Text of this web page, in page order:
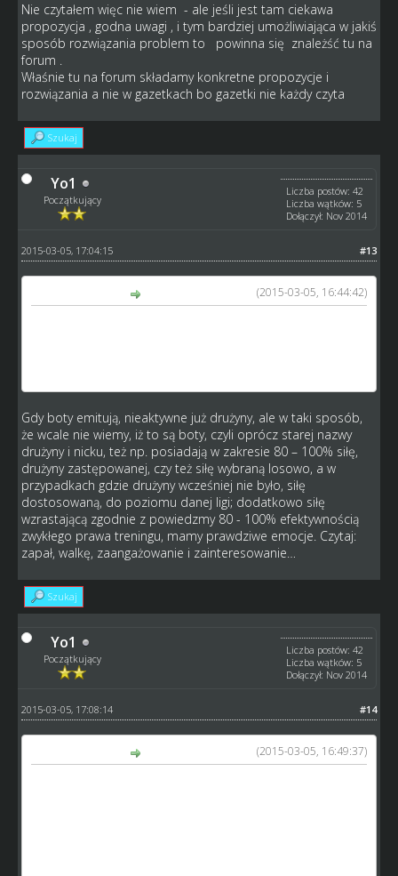
Nie czytałem więc nie wiem - ale jeśli jest tam ciekawa
propozycja , godna uwagi , i tym bardziej umożliwiająca w jakiś
sposób rozwiązania problem to powinna się znależść tu na
forum .
Właśnie tu na forum składamy konkretne propozycje i
rozwiązania a nie w gazetkach bo gazetki nie każdy czyta
Szukaj
Yo1
Początkujący
Liczba postów: 42
Liczba wątków: 5
Dołączył: Nov 2014
#13
2015-03-05, 17:04:15
(2015-03-05, 16:44:42)
Gdy boty emitują, nieaktywne już drużyny, ale w taki sposób,
że wcale nie wiemy, iż to są boty, czyli oprócz starej nazwy
drużyny i nicku, też np. posiadają w zakresie 80 – 100% siłę,
drużyny zastępowanej, czy też siłę wybraną losowo, a w
przypadkach gdzie drużyny wcześniej nie było, siłę
dostosowaną, do poziomu danej ligi; dodatkowo siłę
wzrastającą zgodnie z powiedzmy 80 - 100% efektywnością
zwykłego prawa treningu, mamy prawdziwe emocje. Czytaj:
zapał, walkę, zaangażowanie i zainteresowanie…
Szukaj
Yo1
Początkujący
Liczba postów: 42
Liczba wątków: 5
Dołączył: Nov 2014
#14
2015-03-05, 17:08:14
(2015-03-05, 16:49:37)